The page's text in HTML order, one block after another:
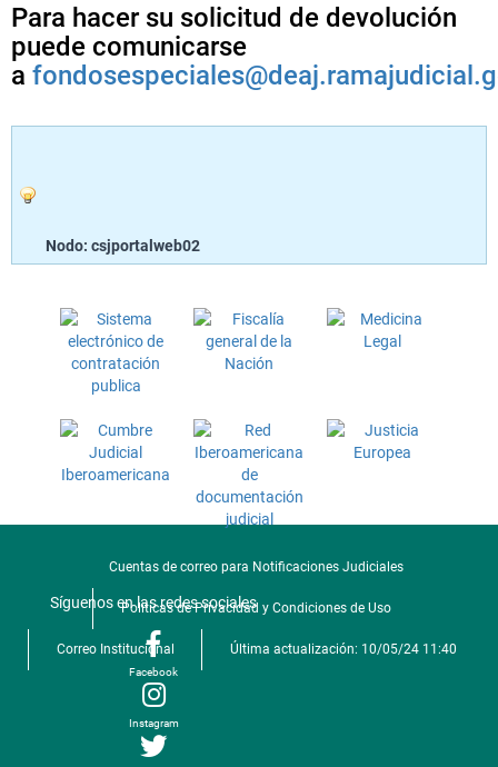
Para hacer su solicitud de devolución
puede comunicarse
a
Nodo: csjportalweb02
Cuentas de correo para Notificaciones Judiciales
Politicas de Privacidad y Condiciones de Uso
Correo Institucional Última actualización: 10/05/24 11:40
Síguenos en las redes sociales
Facebook
Instagram